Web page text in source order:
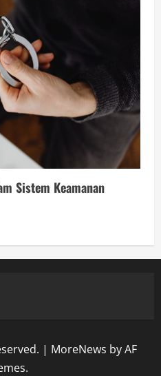
Sistem Keamanan
| MoreNews by AF